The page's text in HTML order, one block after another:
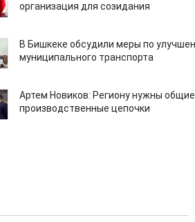
организация для созидания
В Бишкеке обсудили меры по
муниципального транспорта
Артем Новиков: Региону нужны общие
производственные цепочки